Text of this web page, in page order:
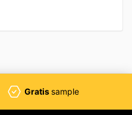
Gratissample